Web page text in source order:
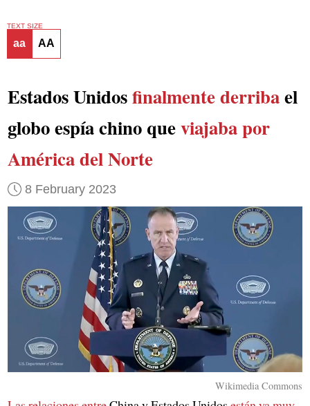
TEXT SIZE
aa AA
Estados Unidosfinalmente derribael
globo espía chino queviajaba por
América del Norte
8 February 2023
Wikimedia Commons